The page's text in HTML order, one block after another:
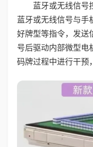
蓝牙或无线信号
蓝牙或无线信号与手
好牌型等指令，发送
号后驱动内部微型电
码牌过程中进行干预